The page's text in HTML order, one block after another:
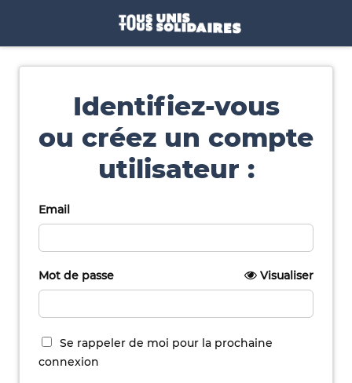
Identifiez-vous
ou créez un compte
utilisateur :
Email
Mot de passe Visualiser
Se rappeler de moi pour la prochaine
connexion